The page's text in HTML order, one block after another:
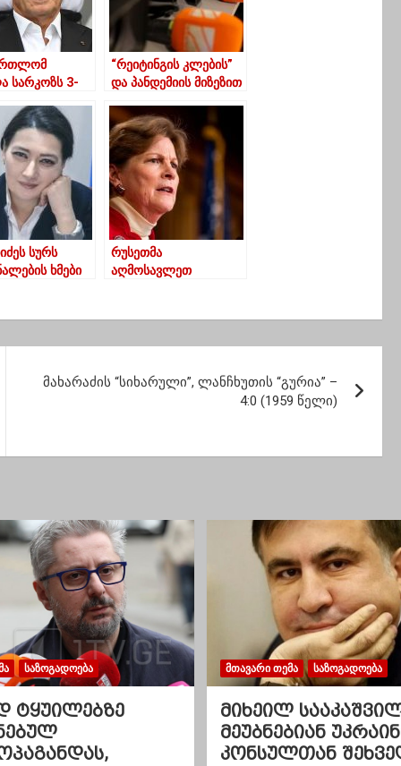
სარკოზს 3-
“რეიტინგის კლების”
და პანდემიის მიზეზით
რეორგანიზაცია
გამოცხადდა
სურს
ხმები
რუსეთმა
აღმოსავლეთ
ძირის გამოთხრა
შაჰინი
მახარაძის “სიხარული”, ლანჩხუთის “გურია” –
4:0 (1959 წელი)
ᲡᲐᲖᲝᲒᲐᲓᲝᲔᲑᲐ
ტყუილებზე
ᲛᲗᲐᲕᲐᲠᲘ ᲗᲔᲛᲐ ᲡᲐᲖᲝᲒᲐᲓᲝᲔᲑᲐ
მიხეილ
მეუბნებიან
კონსულთან